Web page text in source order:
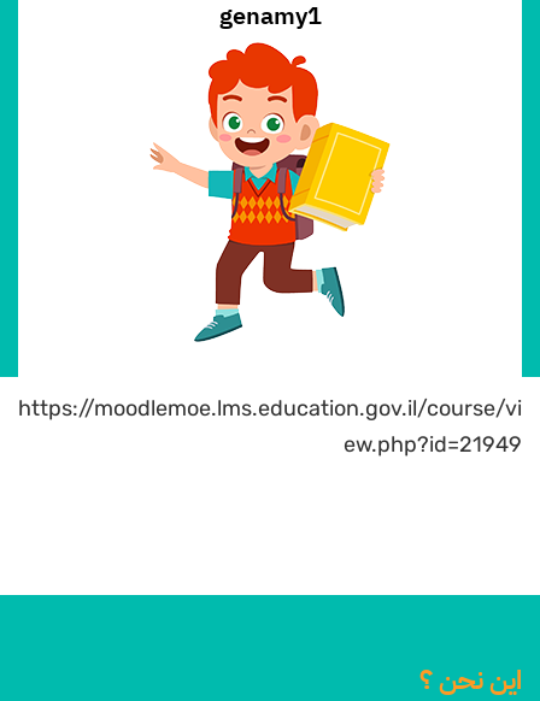
genamy1
https://moodlemoe.lms.education.gov.il/course/vi
ew.php?id=21949
اين نحن ؟